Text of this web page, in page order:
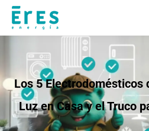
Los 5 Electrodomésticos
Luz en Casa y el Truco